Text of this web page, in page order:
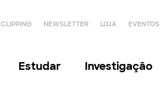
CLIPPING NEWSLETTER LOJA EVENTOS
Estudar Investigação